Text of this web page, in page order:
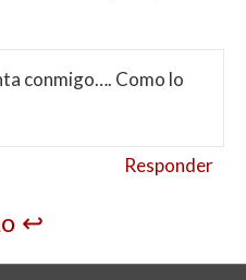
conmigo…. Como lo
Responder